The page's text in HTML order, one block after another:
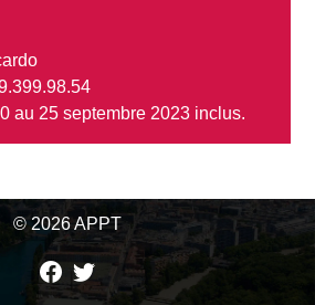
au 25 septembre 2023 inclus.
© 2026 APPT